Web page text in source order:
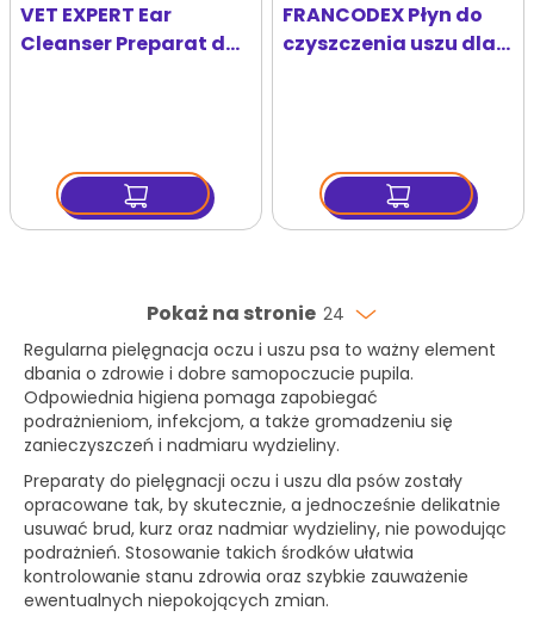
VET EXPERT Ear
Cleanser Preparat do
FRANCODEX Płyn do
czyszczenia uszu dla
Pokaż na stronie 24
Regularna pielęgnacja oczu i uszu psa to ważny element
dbania o zdrowie i dobre samopoczucie pupila.
Odpowiednia higiena pomaga zapobiegać
podrażnieniom, infekcjom, a także gromadzeniu się
zanieczyszczeń i nadmiaru wydzieliny.
Preparaty do pielęgnacji oczu i uszu dla psów zostały
opracowane tak, by skutecznie, a jednocześnie delikatnie
usuwać brud, kurz oraz nadmiar wydzieliny, nie powodując
podrażnień. Stosowanie takich środków ułatwia
kontrolowanie stanu zdrowia oraz szybkie zauważenie
ewentualnych niepokojących zmian.